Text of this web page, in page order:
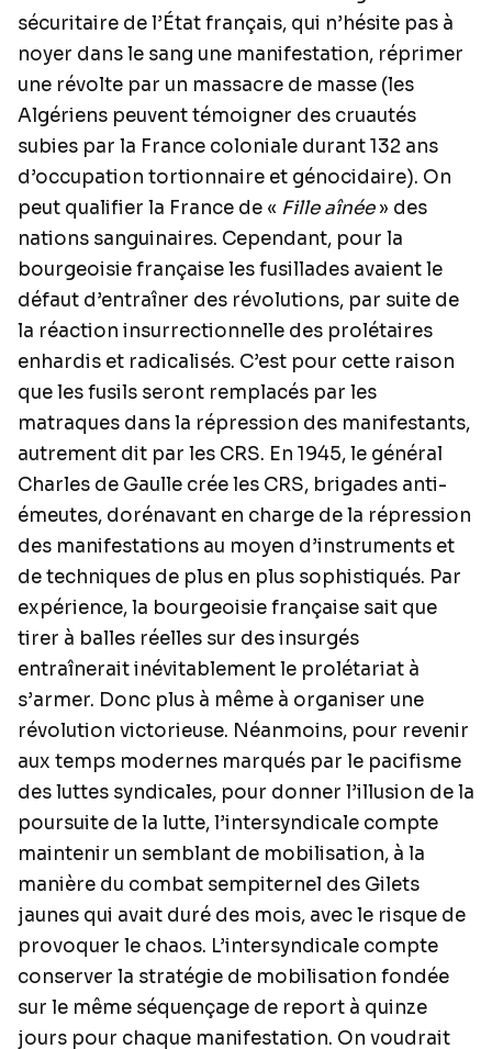
sécuritaire de l’État français, qui n’hésite pas à
noyer dans le sang une manifestation, réprimer
une révolte par un massacre de masse (les
Algériens peuvent témoigner des cruautés
subies par la France coloniale durant 132 ans
d’occupation tortionnaire et génocidaire). On
peut qualifier la France de « Fille aînée» des
nations sanguinaires. Cependant, pour la
bourgeoisie française les fusillades avaient le
défaut d’entraîner des révolutions, par suite de
la réaction insurrectionnelle des prolétaires
enhardis et radicalisés. C’est pour cette raison
que les fusils seront remplacés par les
matraques dans la répression des manifestants,
autrement dit par les CRS. En 1945, le général
Charles de Gaulle crée les CRS, brigades anti-
émeutes, dorénavant en charge de la répression
des manifestations au moyen d’instruments et
de techniques de plus en plus sophistiqués. Par
expérience, la bourgeoisie française sait que
tirer à balles réelles sur des insurgés
entraînerait inévitablement le prolétariat à
s’armer. Donc plus à même à organiser une
révolution victorieuse. Néanmoins, pour revenir
aux temps modernes marqués par le pacifisme
des luttes syndicales, pour donner l’illusion de la
poursuite de la lutte, l’intersyndicale compte
maintenir un semblant de mobilisation, à la
manière du combat sempiternel des Gilets
jaunes qui avait duré des mois, avec le risque de
provoquer le chaos. L’intersyndicale compte
conserver la stratégie de mobilisation fondée
sur le même séquençage de report à quinze
jours pour chaque manifestation. On voudrait